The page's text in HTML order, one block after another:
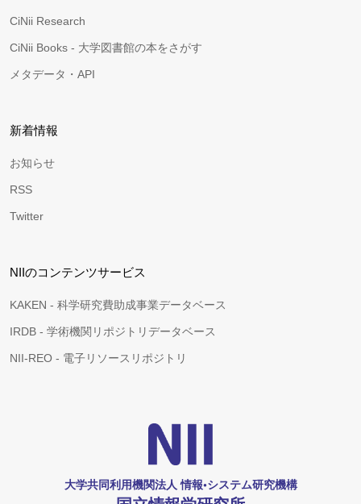
CiNii Research
CiNii Books - 大学図書館の本をさがす
メタデータ・API
新着情報
お知らせ
RSS
Twitter
NIIのコンテンツサービス
KAKEN - 科学研究費助成事業データベース
IRDB - 学術機関リポジトリデータベース
NII-REO - 電子リソースリポジトリ
大学共同利用機関法人 情報•システム研究機構